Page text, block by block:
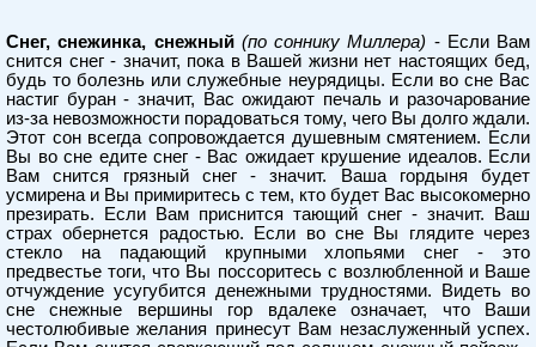
Снег, снежинка, снежный (по соннику Миллера) - Если Вам
снится снег - значит, пока в Вашей жизни нет настоящих бед,
будь то болезнь или служебные неурядицы. Если во сне Вас
настиг буран - значит, Вас ожидают печаль и разочарование
из-за невозможности порадоваться тому, чего Вы долго ждали.
Этот сон всегда сопровождается душевным смятением. Если
Вы во сне едите снег - Вас ожидает крушение идеалов. Если
Вам снится грязный снег - значит. Ваша гордыня будет
усмирена и Вы примиритесь с тем, кто будет Вас высокомерно
презирать. Если Вам приснится тающий снег - значит. Ваш
страх обернется радостью. Если во сне Вы глядите через
стекло на падающий крупными хлопьями снег - это
предвестье тоги, что Вы поссоритесь с возлюбленной и Ваше
отчуждение усугубится денежными трудностями. Видеть во
сне снежные вершины гор вдалеке означает, что Ваши
честолюбивые желания принесут Вам незаслуженный успех.